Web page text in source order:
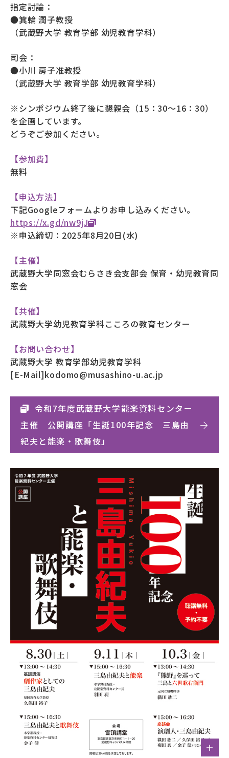
指定討論：
●箕輪 潤子教授
（武蔵野大学 教育学部 幼児教育学科）
司会：
●小川 房子准教授
（武蔵野大学 教育学部 幼児教育学科）
※シンポジウム終了後に懇親会（15：30～16：30）
を企画しています。
どうぞご参加ください。
【参加費】
無料
【申込方法】
下記Googleフォームよりお申し込みください。
https://x.gd/nw9jJ
※申込締切：2025年8月20日(水)
【主催】
武蔵野大学同窓会むらさき会支部会 保育・幼児教育同
窓会
【共催】
武蔵野大学幼児教育学科こころの教育センター
【お問い合わせ】
武蔵野大学 教育学部幼児教育学科
[E-Mail]kodomo@musashino-u.ac.jp
令和7年度武蔵野大学能楽資料センター
主催 公開講座「生誕100年記念 三島由
紀夫と能楽・歌舞伎」